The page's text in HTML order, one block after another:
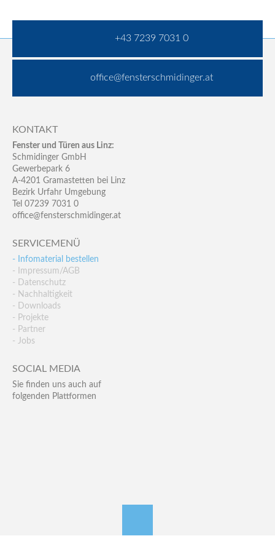
+43 7239 7031 0
office@fensterschmidinger.at
KONTAKT
Fenster und Türen aus Linz:
Schmidinger GmbH
Gewerbepark 6
A-4201 Gramastetten bei Linz
Bezirk Urfahr Umgebung
Tel 07239 7031 0
office@fensterschmidinger.at
SERVICEMENÜ
- Infomaterial bestellen
- Impressum/AGB
- Datenschutz
- Nachhaltigkeit
- Downloads
- Projekte
- Partner
- Jobs
SOCIAL MEDIA
Sie finden uns auch auf
folgenden Plattformen